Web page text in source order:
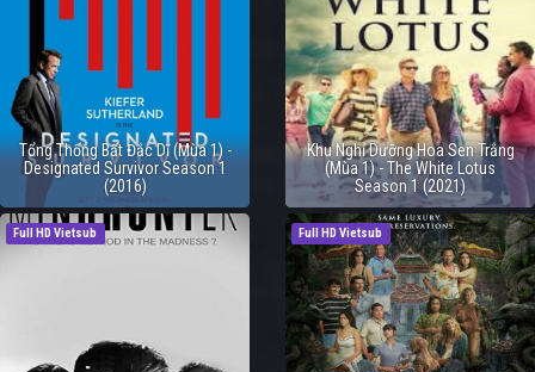
Tổng Thống Bất Đắc Dĩ (Mùa 1) -
Designated Survivor Season 1
(2016)
Khu Nghỉ Dưỡng Hoa Sen Trắng
(Mùa 1) - The White Lotus
Season 1 (2021)
Full HD Vietsub Full HD Vietsub